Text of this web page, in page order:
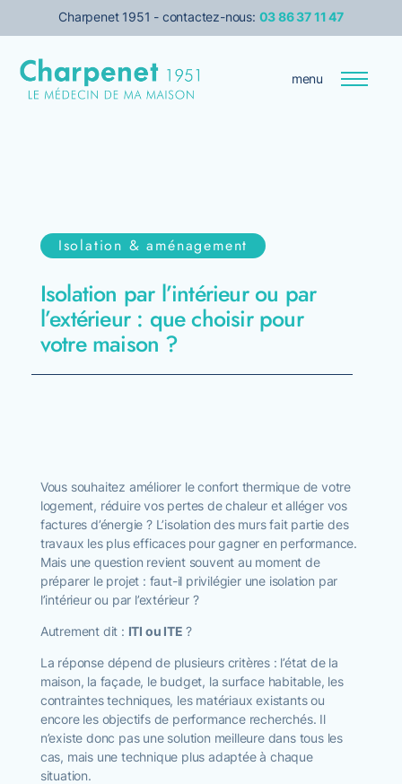
Charpenet 1951 - contactez-nous: 03 86 37 11 47
Transition énergétique
Isolation
Services pour les pro
menu
Isolation & aménagement
Isolation par l’intérieur ou par
l’extérieur : que choisir pour
votre maison ?
Vous souhaitez améliorer le confort thermique de votre
logement, réduire vos pertes de chaleur et alléger vos
factures d’énergie ? L’isolation des murs fait partie des
travaux les plus efficaces pour gagner en performance.
Mais une question revient souvent au moment de
préparer le projet : faut-il privilégier une isolation par
l’intérieur ou par l’extérieur ?
Autrement dit : ITI ou ITE ?
La réponse dépend de plusieurs critères : l’état de la
maison, la façade, le budget, la surface habitable, les
contraintes techniques, les matériaux existants ou
encore les objectifs de performance recherchés. Il
n’existe donc pas une solution meilleure dans tous les
cas, mais une technique plus adaptée à chaque
situation.